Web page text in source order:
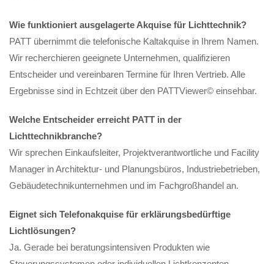
Wie funktioniert ausgelagerte Akquise für Lichttechnik?
PATT übernimmt die telefonische Kaltakquise in Ihrem Namen.
Wir recherchieren geeignete Unternehmen, qualifizieren
Entscheider und vereinbaren Termine für Ihren Vertrieb. Alle
Ergebnisse sind in Echtzeit über den PATTViewer© einsehbar.
Welche Entscheider erreicht PATT in der
Lichttechnikbranche?
Wir sprechen Einkaufsleiter, Projektverantwortliche und Facility
Manager in Architektur- und Planungsbüros, Industriebetrieben,
Gebäudetechnikunternehmen und im Fachgroßhandel an.
Eignet sich Telefonakquise für erklärungsbedürftige
Lichtlösungen?
Ja. Gerade bei beratungsintensiven Produkten wie